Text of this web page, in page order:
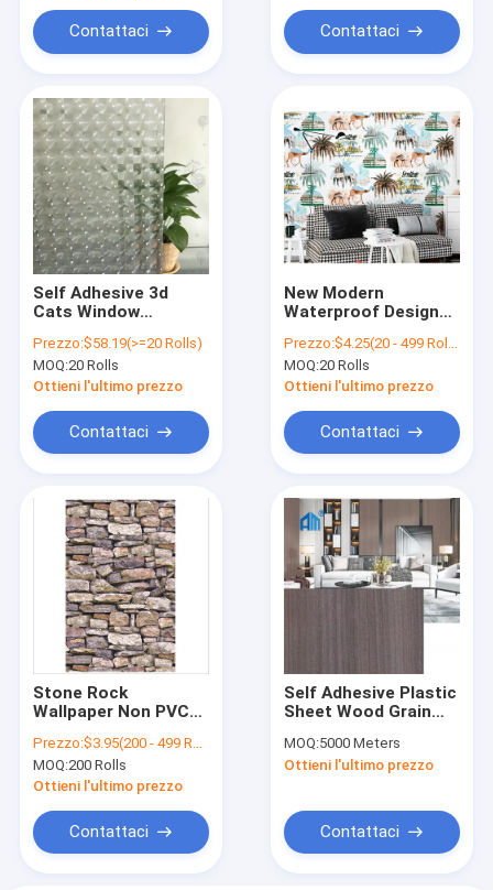
Contattaci Contattaci
Self Adhesive 3d
Cats Window
Prezzo:$58.19(>=20 Rolls)
MOQ:20 Rolls
Ottieni l'ultimo prezzo
Contattaci
New Modern
Waterproof Design
Paper Backed PVC
Wallcovering Home
Decoration
Prezzo:$4.25(20 - 499 Rolls) $3.98(500 - 1999 Rolls) $3.85(2000 - 7999 Rolls) $3.65(>=8000 Rolls)
MOQ:20 Rolls
Ottieni l'ultimo prezzo
Contattaci
Stone Rock
Wallpaper Non PVC
Waterproof/Eco-
Friendly/High Quality
Brick Design
Wallpaper Covering
For Home Decor
Prezzo:$3.95(200 - 499 Rolls) $3.25(500 - 4499 Rolls) $2.85(4500 - 8999 Rolls) $2.70(>=9000 Rolls)
MOQ:200 Rolls
Ottieni l'ultimo prezzo
Contattaci
Self Adhesive Plastic
Sheet Wood Grain
Decorative PVC Film
MDF Cabinet Sheet
MOQ:5000 Meters
Ottieni l'ultimo prezzo
Contattaci